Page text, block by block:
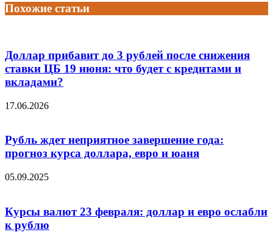
Похожие статьи
Доллар прибавит до 3 рублей после снижения
ставки ЦБ 19 июня: что будет с кредитами и
вкладами?
17.06.2026
Рубль ждет неприятное завершение года:
прогноз курса доллара, евро и юаня
05.09.2025
Курсы валют 23 февраля: доллар и евро ослабли
к рублю